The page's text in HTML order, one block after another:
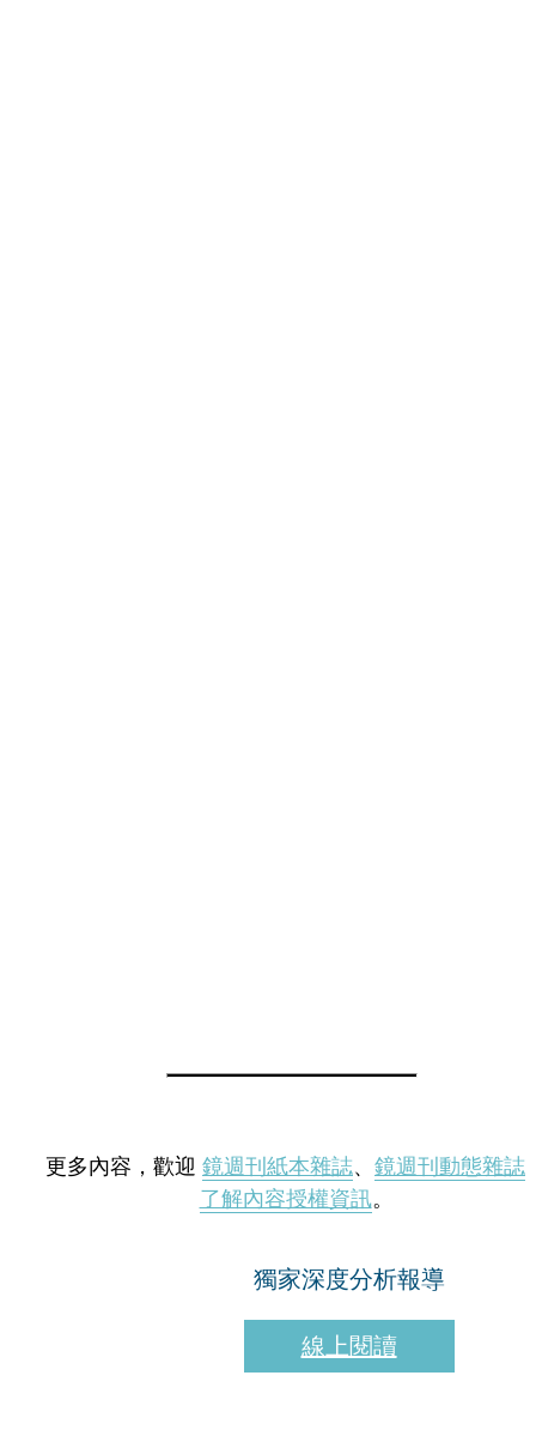
更多內容，歡迎 鏡週刊紙本雜誌、 鏡週刊動態雜誌
了解內容授權資訊。
獨家深度分析報導
線上閱讀